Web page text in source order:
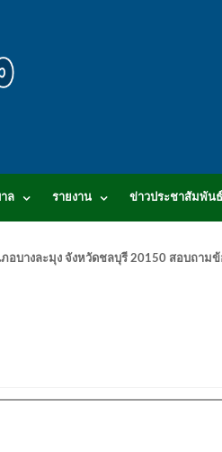
ล รายงาน ข่าวประชาสัมพันธ์
อบางละมุง จังหวัดชลบุรี 20150 สอบถาม